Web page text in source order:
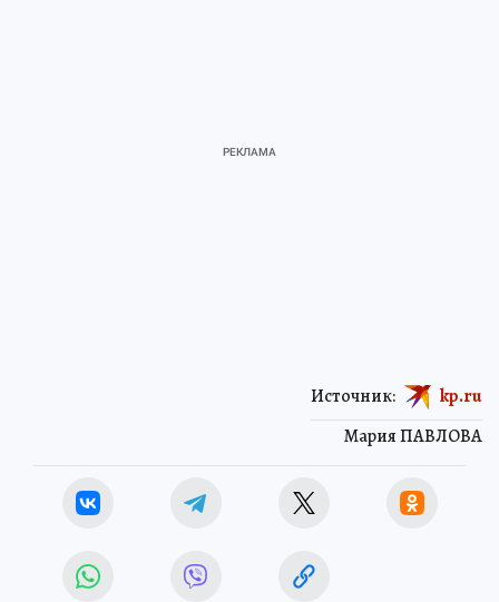
Мария ПАВЛОВА
Источник: kp.ru